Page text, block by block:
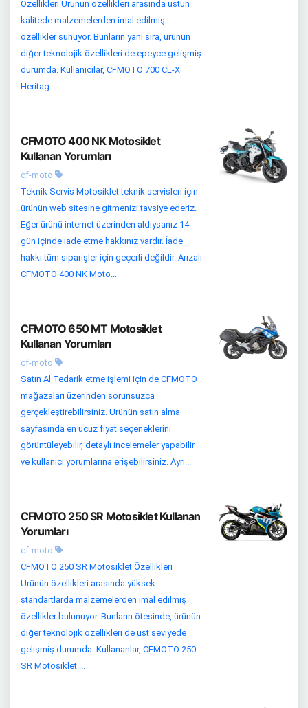
Özellikleri Ürünün özellikleri arasında üstün
kalitede malzemelerden imal edilmiş
özellikler sunuyor. Bunların yanı sıra, ürünün
diğer teknolojik özellikleri de epeyce gelişmiş
durumda. Kullanıcılar, CFMOTO 700 CL-X
Heritag...
CFMOTO 400 NK Motosiklet
Kullanan Yorumları
cf-moto
Teknik Servis Motosiklet teknik servisleri için
ürünün web sitesine gitmenizi tavsiye ederiz.
Eğer ürünü internet üzerinden aldıysanız 14
gün içinde iade etme hakkınız vardır. İade
hakkı tüm siparişler için geçerli değildir. Arızalı
CFMOTO 400 NK Moto...
CFMOTO 650 MT Motosiklet
Kullanan Yorumları
cf-moto
Satın Al Tedarik etme işlemi için de CFMOTO
mağazaları üzerinden sorunsuzca
gerçekleştirebilirsiniz. Ürünün satın alma
sayfasında en ucuz fiyat seçeneklerini
görüntüleyebilir, detaylı incelemeler yapabilir
ve kullanıcı yorumlarına erişebilirsiniz. Ayrı...
CFMOTO 250 SR Motosiklet Kullanan
Yorumları
cf-moto
CFMOTO 250 SR Motosiklet Özellikleri
Ürünün özellikleri arasında yüksek
standartlarda malzemelerden imal edilmiş
özellikler bulunuyor. Bunların ötesinde, ürünün
diğer teknolojik özellikleri de üst seviyede
gelişmiş durumda. Kullananlar, CFMOTO 250
SR Motosiklet ...